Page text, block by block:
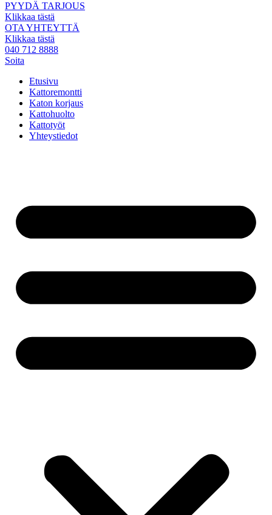
PYYDÄ TARJOUS
Klikkaa tästä
OTA YHTEYTTÄ
Klikkaa tästä
040 712 8888
Soita
Etusivu
Kattoremontti
Katon korjaus
Kattohuolto
Kattotyöt
Yhteystiedot